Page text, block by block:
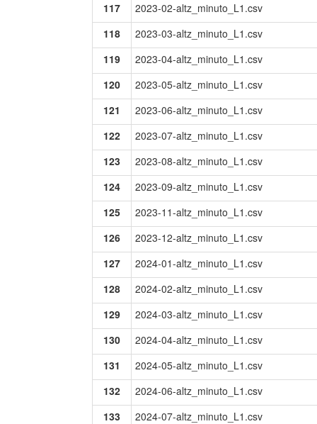
117
2023-02-altz_minuto_L1.csv
118
2023-03-altz_minuto_L1.csv
119
2023-04-altz_minuto_L1.csv
120
2023-05-altz_minuto_L1.csv
121
2023-06-altz_minuto_L1.csv
122
2023-07-altz_minuto_L1.csv
123
2023-08-altz_minuto_L1.csv
124
2023-09-altz_minuto_L1.csv
125
2023-11-altz_minuto_L1.csv
126
2023-12-altz_minuto_L1.csv
127
2024-01-altz_minuto_L1.csv
128
2024-02-altz_minuto_L1.csv
129
2024-03-altz_minuto_L1.csv
130
2024-04-altz_minuto_L1.csv
131
2024-05-altz_minuto_L1.csv
132
2024-06-altz_minuto_L1.csv
133
2024-07-altz_minuto_L1.csv